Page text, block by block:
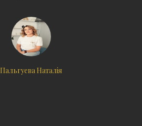
Пальгуева Наталія